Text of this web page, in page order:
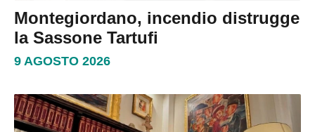
Montegiordano, incendio distrugge
la Sassone Tartufi
9 AGOSTO 2026